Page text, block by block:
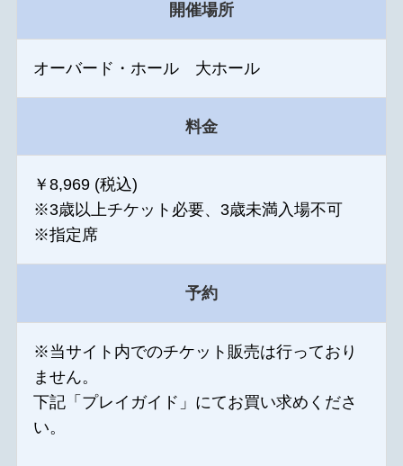
開催場所
オーバード・ホール 大ホール
料金
￥8,969 (税込)
※3歳以上チケット必要、3歳未満入場不可
※指定席
予約
※当サイト内でのチケット販売は行っており
ません。
下記「プレイガイド」にてお買い求めくださ
い。